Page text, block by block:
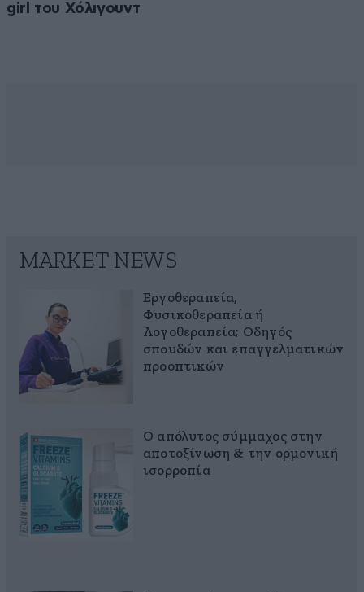
girl του Χόλιγουντ
MARKET NEWS
Εργοθεραπεία,
Φυσικοθεραπεία ή
Λογοθεραπεία; Οδηγός
σπουδών και επαγγελματικών
προοπτικών
Ο απόλυτος σύμμαχος στην
αποτοξίνωση & την ορμονική
ισορροπία